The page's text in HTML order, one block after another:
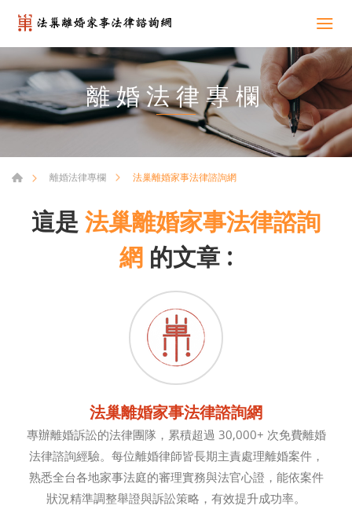
離婚法律專欄
離婚法律專欄 法巢離婚家事法律諮詢網
這是 法巢離婚家事法律諮詢
網 的文章 :
法巢離婚家事法律諮詢網
專辦離婚訴訟的法律團隊，累積超過 30,000+ 次免費離婚
法律諮詢經驗。每位離婚律師皆長期主責處理離婚案件，
熟悉全台各地家事法庭的審理實務與法官心證，能依案件
狀況精準調整舉證與訴訟策略，有效提升成功率。